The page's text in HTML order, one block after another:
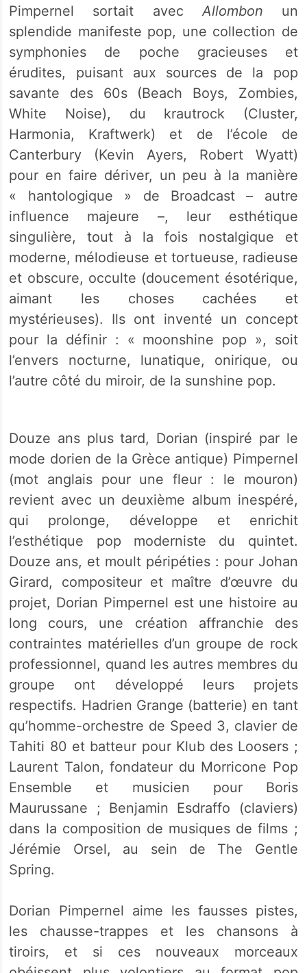
Pimpernel sortait avecAllombon un
splendide manifeste pop, une collection de
symphonies de poche gracieuses et
érudites, puisant aux sources de la pop
savante des 60s (Beach Boys, Zombies,
White Noise), du krautrock (Cluster,
Harmonia, Kraftwerk) et de l’école de
Canterbury (Kevin Ayers, Robert Wyatt)
pour en faire dériver, un peu à la manière
« hantologique » de Broadcast – autre
influence majeure –, leur esthétique
singulière, tout à la fois nostalgique et
moderne, mélodieuse et tortueuse, radieuse
et obscure, occulte (doucement ésotérique,
aimant les choses cachées et
mystérieuses). Ils ont inventé un concept
pour la définir : « moonshine pop », soit
l’envers nocturne, lunatique, onirique, ou
l’autre côté du miroir, de la sunshine pop.
Douze ans plus tard, Dorian (inspiré par le
mode dorien de la Grèce antique) Pimpernel
(mot anglais pour une fleur : le mouron)
revient avec un deuxième album inespéré,
qui prolonge, développe et enrichit
l’esthétique pop moderniste du quintet.
Douze ans, et moult péripéties : pour Johan
Girard, compositeur et maître d’œuvre du
projet, Dorian Pimpernel est une histoire au
long cours, une création affranchie des
contraintes matérielles d’un groupe de rock
professionnel, quand les autres membres du
groupe ont développé leurs projets
respectifs. Hadrien Grange (batterie) en tant
qu’homme-orchestre de Speed 3, clavier de
Tahiti 80 et batteur pour Klub des Loosers ;
Laurent Talon, fondateur du Morricone Pop
Ensemble et musicien pour Boris
Maurussane ; Benjamin Esdraffo (claviers)
dans la composition de musiques de films ;
Jérémie Orsel, au sein de The Gentle
Spring.
Dorian Pimpernel aime les fausses pistes,
les chausse-trappes et les chansons à
tiroirs, et si ces nouveaux morceaux